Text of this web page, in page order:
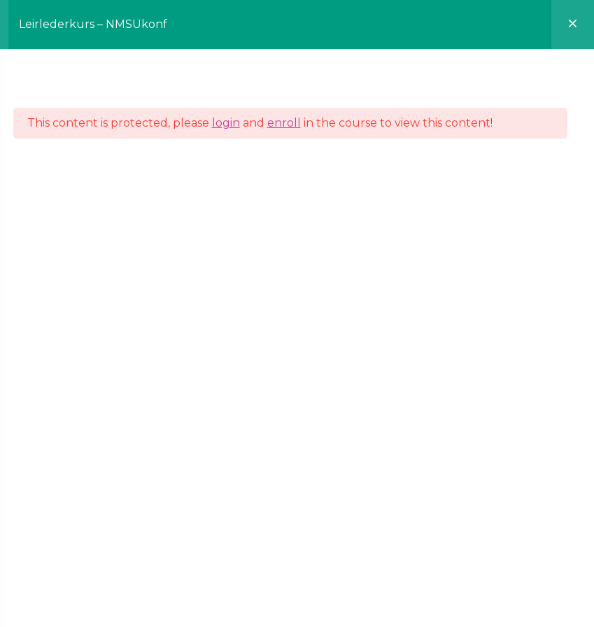
Leirlederkurs – NMSUkonf
This content is protected, please login and enroll in the course to view this content!